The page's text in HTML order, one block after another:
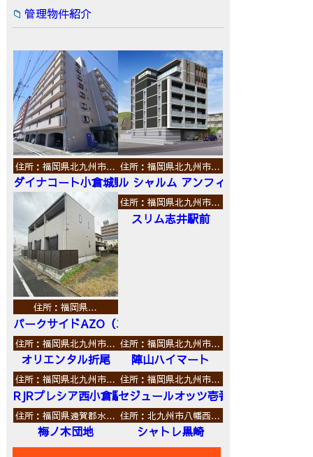
管理物件紹介
住所：福岡県北九州市…
ダイナコート小倉城野
住所：福岡県北九州市…
ル シャルム アンフィニ
住所：福岡県…
パークサイドAZO（エーゼットオー）
住所：福岡県北九州市…
スリム志井駅前
住所：福岡県北九州市…
オリエンタル折尾
住所：福岡県北九州市…
陣山ハイマート
住所：福岡県北九州市…
RJRプレシア西小倉駅前
住所：福岡県北九州市…
セジュールオッツ壱番館
住所：福岡県遠賀郡水…
梅ノ木団地
住所：北九州市八幡西…
シャトレ黒崎